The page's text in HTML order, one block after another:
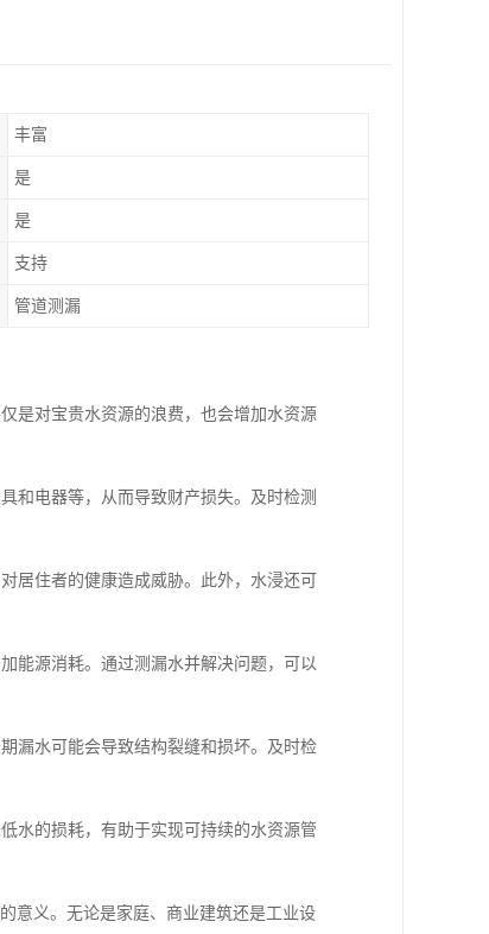
丰富
是
是
支持
管道测漏
是对宝贵水资源的浪费，也会增加水资源
和电器等，从而导致财产损失。及时检测
居住者的健康造成威胁。此外，水浸还可
能源消耗。通过测漏水并解决问题，可以
漏水可能会导致结构裂缝和损坏。及时检
水的损耗，有助于实现可持续的水资源管
意义。无论是家庭、商业建筑还是工业设